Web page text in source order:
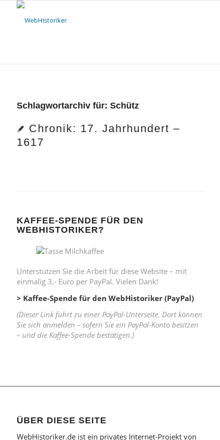
Schlagwortarchiv für: Schütz
Chronik: 17. Jahrhundert –
1617
KAFFEE-SPENDE FÜR DEN
WEBHISTORIKER?
Unterstützen Sie die Arbeit für diese Website – mit
einmalig 3,- Euro per PayPal. Vielen Dank!
> Kaffee-Spende für den WebHistoriker (PayPal)
(Dieser Link führt zu einer PayPal-Unterseite. Dort können
Sie sich anmelden – sofern Sie ein PayPal-Konto besitzen
– und die Kaffee-Spende bestätigen.)
ÜBER DIESE SEITE
WebHistoriker.de ist ein privates Internet-Projekt von